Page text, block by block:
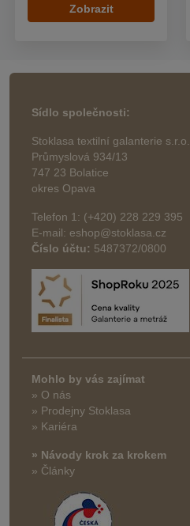
Zobrazit
Sídlo společnosti:
Stoklasa textilní galanterie s.r.o.
Průmyslová 934/13
747 23 Bolatice
okres Opava
Telefon 1: (+420) 228 229 395
E-mail: eshop@stoklasa.cz
Číslo účtu: 5487372/0800
Mohlo by vás zajímat
» O nás
» Prodejny Stoklasa
» Kariéra
» Návody krok za krokem
» Články